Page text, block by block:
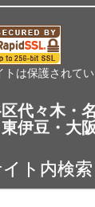
トは保護されて
代々木・
東伊豆・大
ト内検索